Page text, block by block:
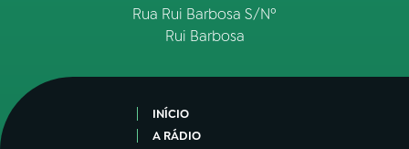
Rua Rui Barbosa S/Nº
Rui Barbosa
INÍCIO
A RÁDIO